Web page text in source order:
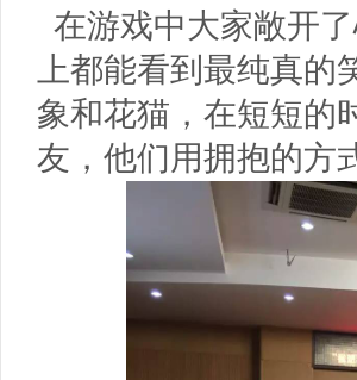
在游戏中大家敞开
上都能看到最纯真
象和花猫，在短短的
友，他们用拥抱的方